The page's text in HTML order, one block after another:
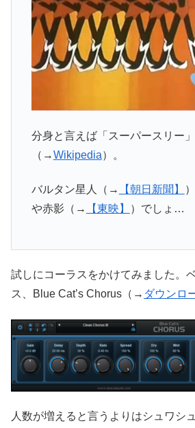
分身と言えば「スーパースリー
（→Wikipedia）。
バルタン星人（→ 【朝日新聞】
や赤影（→
【東映】 ）でしょ…
試しにコーラスをかけてみました。
ス、Blue Cat’s Chorus（→ ダウンロ
人数が増えると言うよりはシュワシ